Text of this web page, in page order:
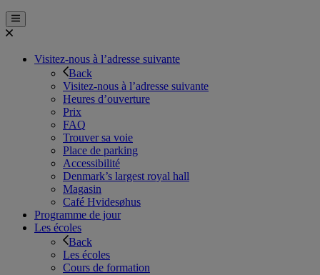
Visitez-nous à l’adresse suivante
Back
Visitez-nous à l’adresse suivante
Heures d’ouverture
Prix
FAQ
Trouver sa voie
Place de parking
Accessibilité
Denmark’s largest royal hall
Magasin
Café Hvidesøhus
Programme de jour
Les écoles
Back
Les écoles
Cours de formation